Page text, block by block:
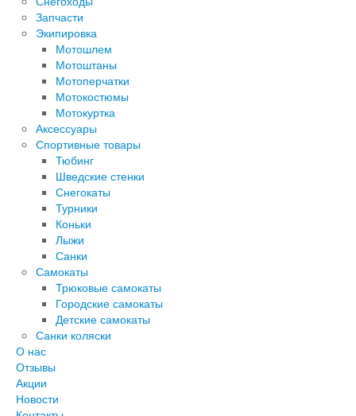
Запчасти
Экипировка
Мотошлем
Мотоштаны
Мотоперчатки
Мотокостюмы
Мотокуртка
Аксессуары
Спортивные товары
Тюбинг
Шведские стенки
Снегокаты
Турники
Коньки
Лыжи
Санки
Самокаты
Трюковые самокаты
Городские самокаты
Детские самокаты
Санки коляски
О нас
Отзывы
Акции
Новости